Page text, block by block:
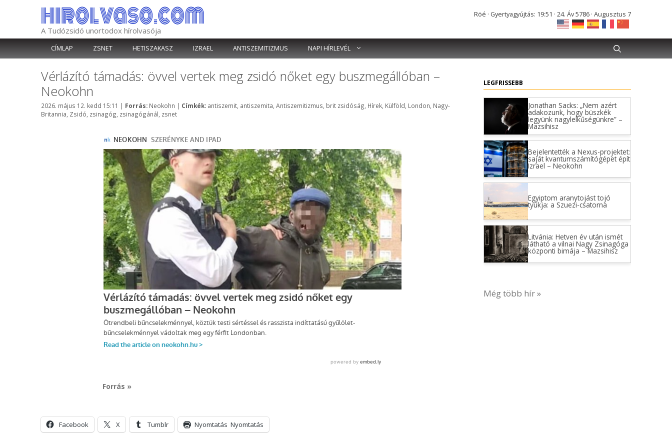
A Tudózsidó unortodox hírolvasója
Röé · Gyertyagyújtás: 19:51 · 24. Áv 5786 · Augusztus 7
CÍMLAP ZSNET HETISZAKASZ IZRAEL ANTISZEMITIZMUS NAPI HÍRLEVÉL
Vérlázító támadás: övvel vertek meg zsidó nőket egy buszmegállóban –
Neokohn
2026. május 12. kedd 15:11 | Forrás: Kategória
Neokohn | Címkék: Címkék
antiszemit antiszemita Antiszemitizmus brit zsidóság Hírek Külföld London Nagy-
Britannia Zsidó zsinagóg zsinagógánál zsnet
Forrás »
Facebook X Tumblr Nyomtatás Nyomtatás
LEGFRISSEBB
Jonathan Sacks: „Nem azért
adakozunk, hogy büszkék
legyünk nagylelkűségünkre” –
Mazsihisz
Bejelentették a Nexus-projektet:
saját kvantumszámítógépet épít
Izrael – Neokohn
Egyiptom aranytojást tojó
tyúkja: a Szuezi-csatorna
Litvánia: Hetven év után ismét
látható a vilnai Nagy Zsinagóga
központi bimája – Mazsihisz
Még több hír »